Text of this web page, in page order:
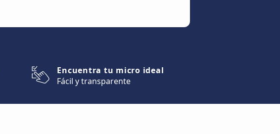
Encuentra tu micro ideal
Fácil y transparente